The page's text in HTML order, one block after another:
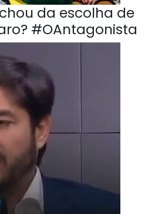
da escolha de
#OAntagonista